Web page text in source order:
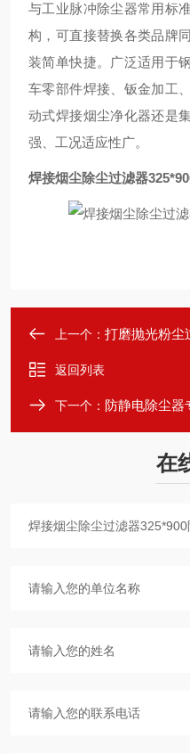
与工业脉冲除尘器常用标
构，可直接替换各类品牌
装简单快捷。广泛适用于
车零部件焊接、钣金加工
动式焊接烟尘净化器还是
强、工况适应性广。
焊接烟尘除尘过滤器
上一个： 打磨抛光粉尘
返回列表
下一个： 防静电除尘器
在